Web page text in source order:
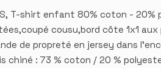
T-shirt enfant 80% coton -
cousu,bord côte 1x1
de propreté en jersey dans
chiné : 73 % coton / 20 %